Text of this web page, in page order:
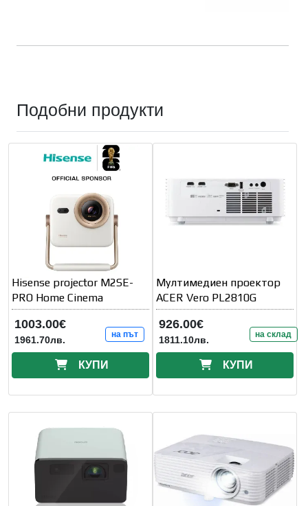
Подобни продукти
Hisense projector M2SE-
PRO Home Cinema
1003.00€
1961.70лв. на път
КУПИ
Мултимедиен проектор
ACER Vero PL2810G
926.00€
1811.10лв. на склад
КУПИ